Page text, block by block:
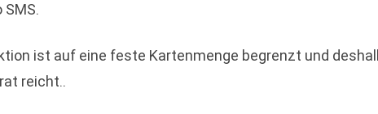
SMS.
ist auf eine feste Kartenmenge begrenzt und
reicht..